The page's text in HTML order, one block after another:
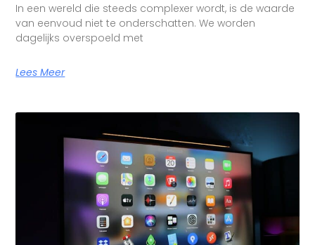
In een wereld die steeds complexer wordt, is de waarde
van eenvoud niet te onderschatten. We worden
dagelijks overspoeld met
Lees Meer